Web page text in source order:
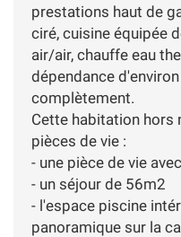
prestations haut de
ciré, cuisine équipée
air/air, chauffe eau
dépendance
complètement.
Cette habitation hors
pièces de vie :
- une pièce de vie
- un séjour de 56m2
- l'espace piscine
panoramique sur la